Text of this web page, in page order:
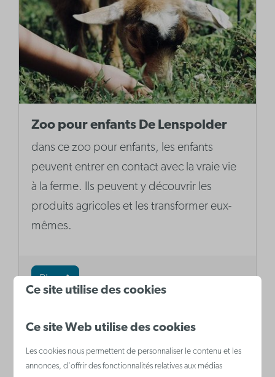
Zoo pour enfants De Lenspolder
dans ce zoo pour enfants, les enfants
peuvent entrer en contact avec la vraie vie
à la ferme. Ils peuvent y découvrir les
produits agricoles et les transformer eux-
mêmes.
Plus
Ce site utilise des cookies
Ce site Web utilise des cookies
Les cookies nous permettent de personnaliser le contenu et les
annonces, d'offrir des fonctionnalités relatives aux médias